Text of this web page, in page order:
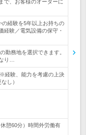
で、お客様のオーダーに
経験を5年以上お持ちの
経験／電気設備の保守・
勤務地を選択できます。
り…
経験、能力を考慮の上決
し）
憩60分）時間外労働有